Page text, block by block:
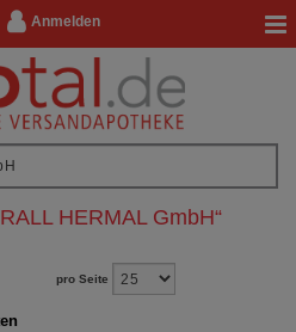
Anmelden
HERMAL GmbH“
pro Seite